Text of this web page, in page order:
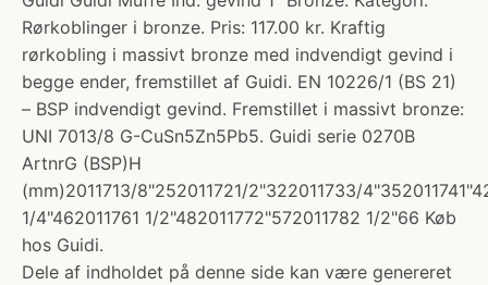
Rørkoblinger i bronze. Pris: 117.00 kr. Kraftig
rørkobling i massivt bronze med indvendigt gevind i
begge ender, fremstillet af Guidi. EN 10226/1 (BS 21)
– BSP indvendigt gevind. Fremstillet i massivt bronze:
UNI 7013/8 G-CuSn5Zn5Pb5. Guidi serie 0270B
ArtnrG (BSP)H
(mm)2011713/8"252011721/2"322011733/
1/4"462011761 1/2"482011772"572011782 1/2"66 Køb
hos Guidi.
Dele af indholdet på denne side kan være genereret